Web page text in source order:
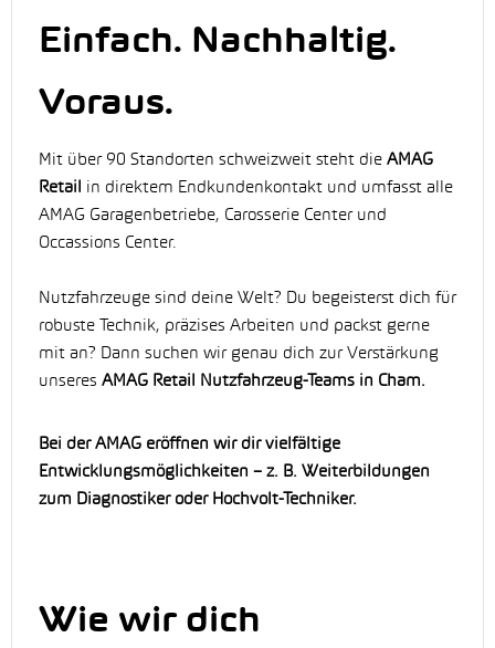
Einfach. Nachhaltig.
Voraus.
Mit über 90 Standorten schweizweit steht die AMAG
Retail in direktem Endkundenkontakt und umfasst alle
AMAG Garagenbetriebe, Carosserie Center und
Occassions Center.
Nutzfahrzeuge sind deine Welt? Du begeisterst dich für
robuste Technik, präzises Arbeiten und packst gerne
mit an? Dann suchen wir genau dich zur Verstärkung
unseres AMAG Retail Nutzfahrzeug-Teams in Cham.
Bei der AMAG eröffnen wir dir vielfältige
Entwicklungsmöglichkeiten – z. B. Weiterbildungen
zum Diagnostiker oder Hochvolt-Techniker.
Wie wir dich